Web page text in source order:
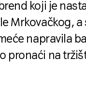
koji je
Mrkovačkog,
napravila
pronaći na